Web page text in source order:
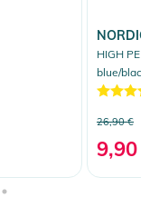
HIGH
blue/
26,90 €
9,90